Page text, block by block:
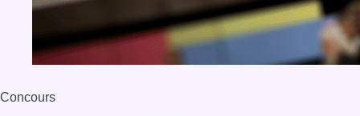
Concours